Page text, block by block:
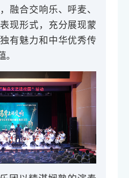
融合交响乐、呼麦、
现形式，充分展现蒙
有魅力和中华优秀传